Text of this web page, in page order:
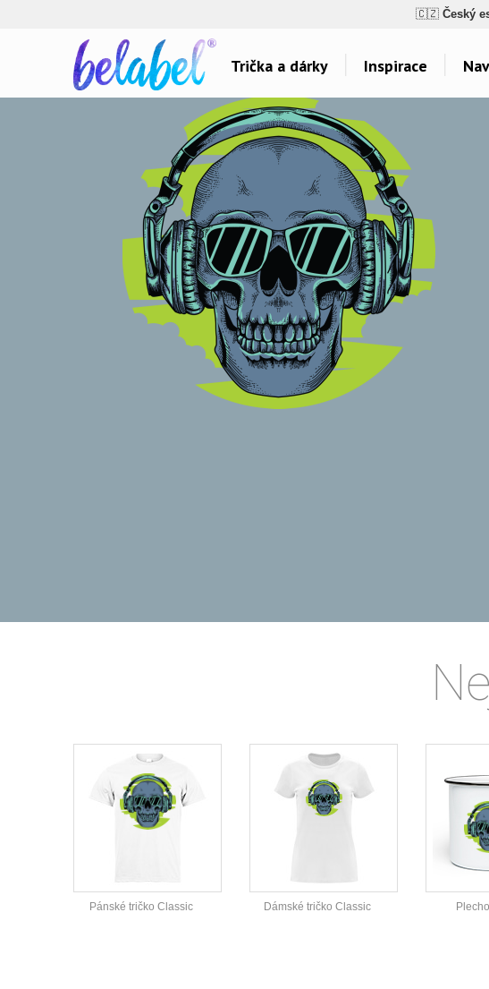
Ekologický a
Český
Trička a dárky Inspirace
Dárky pro maminku
Dárky pro ségru
Dárky pro babičku
Dárky pro tátu
Dárky pro bráchu
Dárky pro dědu
Dárky pro partnera
Dárky pro partnerku
Dárky pro přátele
Inspirace na potisk
Láska
Sport a auta
Dětské
Humor
Hudba & Film
Autorská grafika
Vše..
Pánské tričko Classic Dámské tričko Classic